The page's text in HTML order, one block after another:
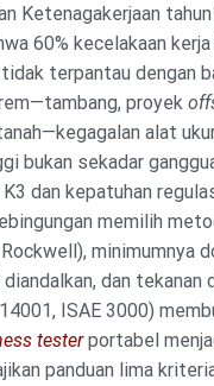
Ketenagakerjaan
60% kecelakaan
terpantau dengan
proyek
alat
bukan sekadar
dan kepatuhan
memilih
minimumnya
dan tekanan
ISAE 3000)
testerportabel
panduan lima